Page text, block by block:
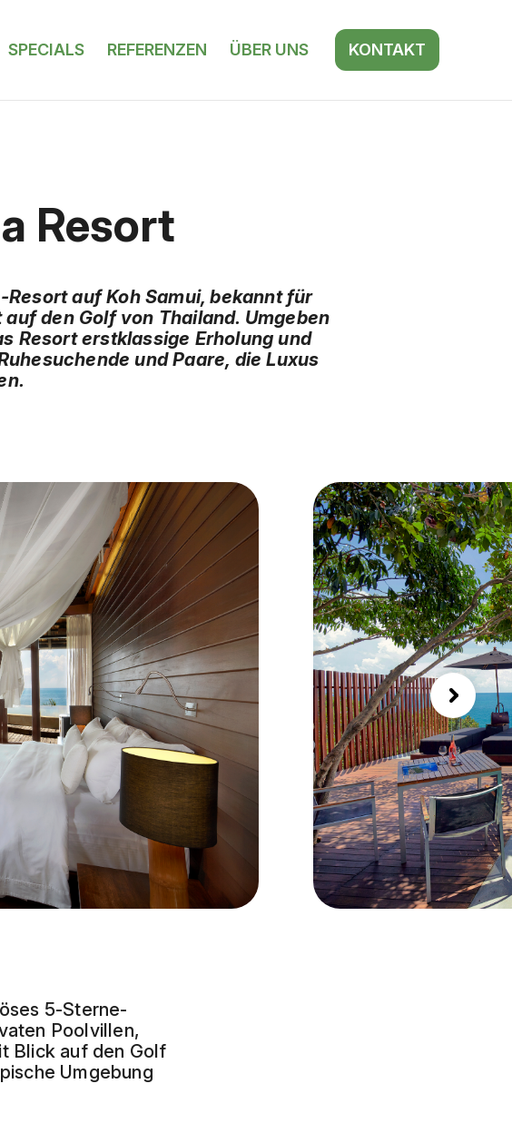
SPECIALS REFERENZEN ÜBER UNS KONTAKT
Resort
auf Koh Samui, bekannt für
den Golf von Thailand. Umgeben
Resort erstklassige Erholung und
und Paare, die Luxus
5-Sterne-
Poolvillen,
Blick auf den Golf
Umgebung